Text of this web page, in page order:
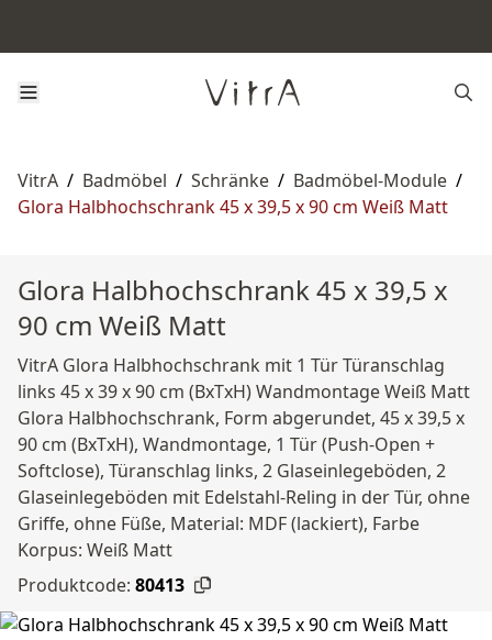
VitrA / Badmöbel / Schränke / Badmöbel-Module /
Glora Halbhochschrank 45 x 39,5 x 90 cm Weiß Matt
Glora Halbhochschrank 45 x 39,5 x
90 cm Weiß Matt
VitrA Glora Halbhochschrank mit 1 Tür Türanschlag
links 45 x 39 x 90 cm (BxTxH) Wandmontage Weiß Matt
Glora Halbhochschrank, Form abgerundet, 45 x 39,5 x
90 cm (BxTxH), Wandmontage, 1 Tür (Push-Open +
Softclose), Türanschlag links, 2 Glaseinlegeböden, 2
Glaseinlegeböden mit Edelstahl-Reling in der Tür, ohne
Griffe, ohne Füße, Material: MDF (lackiert), Farbe
Korpus: Weiß Matt
Produktcode: 80413